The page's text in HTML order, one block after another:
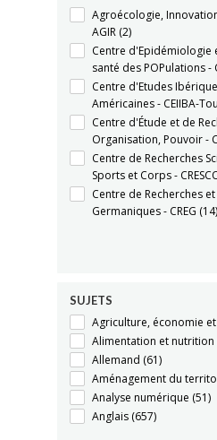
Agroécologie,
AGIR (2)
Centre d'Epidémiologie
santé des POPulations -
Centre d'Etudes
Américaines - CEIIBA-
Centre d'Étude et de
Organisation, Pouvoir -
Centre de Recherches
Sports et Corps -
Centre de Recherches
Germaniques - CREG (14)
SUJETS
Agriculture, économie
Alimentation et nutrition
Allemand (61)
Aménagement du
Analyse numérique (51)
Anglais (657)